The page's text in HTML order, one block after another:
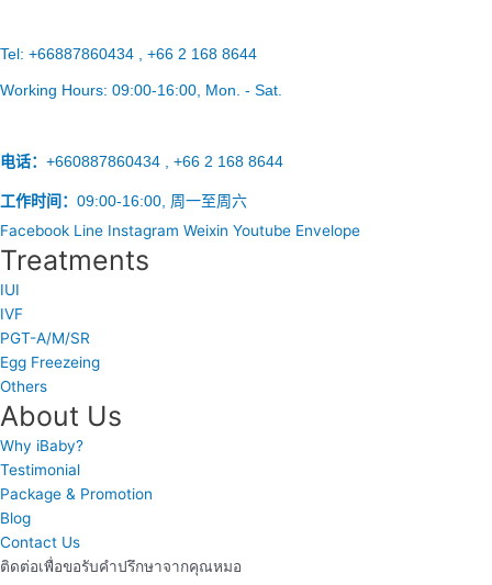
Tel: +66887860434 , +66 2 168 8644
Working Hours: 09:00-16:00 , Mon. - Sat.
电话： +660887860434 , +66 2 168 8644
工作时间： 09:00-16:00, 周一至周六
Facebook Line Instagram Weixin Youtube Envelope
Treatments
IUI
IVF
PGT-A/M/SR
Egg Freezeing
Others
About Us
Why iBaby?
Testimonial
Package & Promotion
Blog
Contact Us
ติดต่อเพื่อขอรับคำปรึกษาจากคุณหมอ